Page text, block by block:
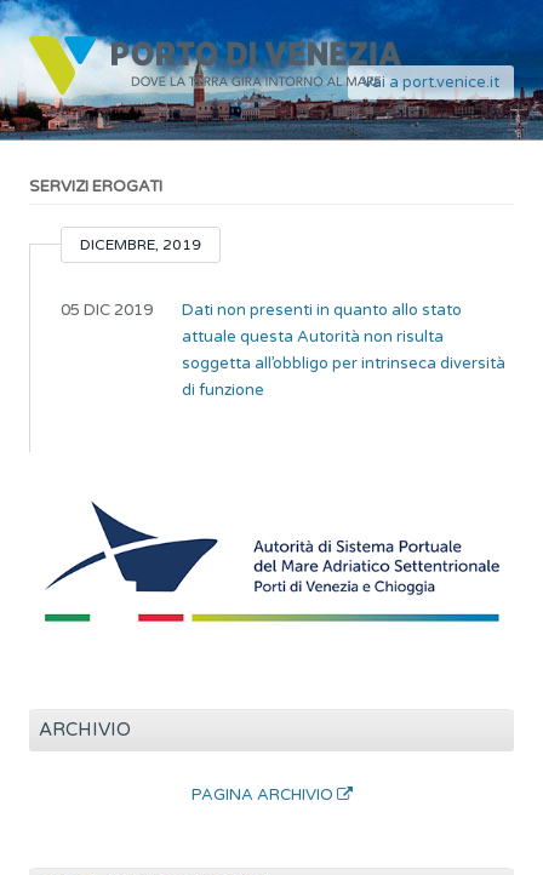
Vai a port.venice.it
SERVIZI EROGATI
DICEMBRE, 2019
05 DIC 2019
Dati non presenti in quanto allo stato
attuale questa Autorità non risulta
soggetta all’obbligo per intrinseca diversità
di funzione
ARCHIVIO
PAGINA ARCHIVIO